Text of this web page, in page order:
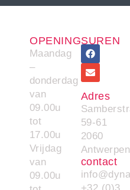
OPENINGSUREN
Maandag
–
donderdag
van
09.00u
tot
17.00u
Vrijdag
van
09.00u
Adres
59-61
2060
Antwerpen
contact